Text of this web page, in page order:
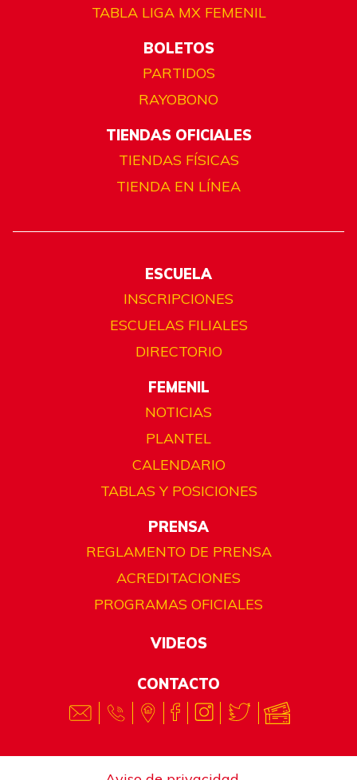
TABLA LIGA MX FEMENIL
BOLETOS
PARTIDOS
RAYOBONO
TIENDAS OFICIALES
TIENDAS FÍSICAS
TIENDA EN LÍNEA
ESCUELA
INSCRIPCIONES
ESCUELAS FILIALES
DIRECTORIO
FEMENIL
NOTICIAS
PLANTEL
CALENDARIO
TABLAS Y POSICIONES
PRENSA
REGLAMENTO DE PRENSA
ACREDITACIONES
PROGRAMAS OFICIALES
VIDEOS
CONTACTO